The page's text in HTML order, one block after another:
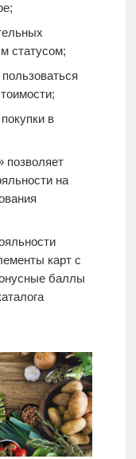
статусом;
в
позволяет
на
карт с
баллы